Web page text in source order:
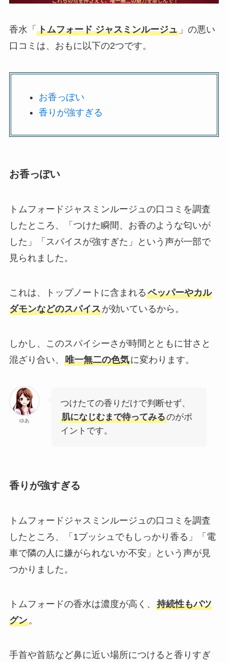
香水「 トムフォード ジャスミンルージュ」の悪い
口コミは、おもに以下の2つです。
お香っぽい
香りが強すぎる
お香っぽい
トムフォードジャスミンルージュの口コミを調査
したところ、「つけた瞬間、お香のような匂いが
した」「スパイスが強すぎた」という声が一部で
見られました。
これは、トップノートに含まれるペッパーやカル
ダモンなどのスパイスが効いているから。
しかし、このスパイシーさが時間とともに甘さと
混ざり合い、 唯一無二の色気に変わります。
ゆあ
つけたての香りだけで判断せず、
肌になじむまで待ってみるのがポ
イントです。
香りが強すぎる
トムフォードジャスミンルージュの口コミを調査
したところ、「1プッシュでもしっかり香る」「電
車で隣の人に嫌がられないか不安」という声が見
つかりました。
トムフォードの香水は濃度が高く、 持続性もバツ
グン。
手首や首筋など鼻に近い場所につけると香りすぎ